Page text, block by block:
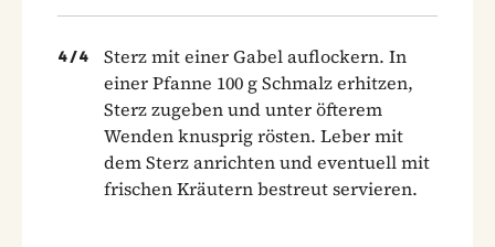
4 /4
Sterz mit einer Gabel auflockern. In
einer Pfanne 100 g Schmalz erhitzen,
Sterz zugeben und unter öfterem
Wenden knusprig rösten. Leber mit
dem Sterz anrichten und eventuell mit
frischen Kräutern bestreut servieren.